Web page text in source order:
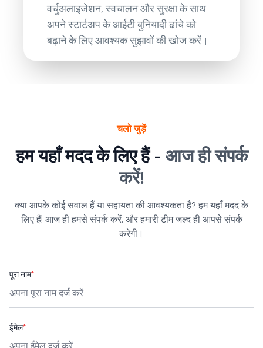
वर्चुअलाइजेशन, स्वचालन और सुरक्षा के साथ
अपने स्टार्टअप के आईटी बुनियादी ढांचे को
बढ़ाने के लिए आवश्यक सुझावों की खोज करें।
चलो जुड़ें
हम यहाँ मदद के लिए हैं - आज ही संपर्क
करें!
क्या आपके कोई सवाल हैं या सहायता की आवश्यकता है? हम यहाँ मदद के
लिए हैं! आज ही हमसे संपर्क करें, और हमारी टीम जल्द ही आपसे संपर्क
करेगी।
पूरा नाम*
ईमेल*